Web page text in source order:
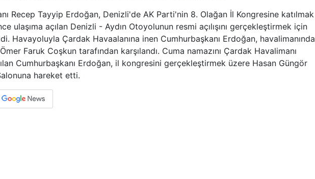
Recep Tayyip Erdoğan, Denizli'de AK Parti'nin 8. Olağan İl Kongresine katılmak
ulaşıma açılan Denizli - Aydın Otoyolunun resmi açılışını gerçekleştirmek için
Havayoluyla Çardak Havaalanına inen Cumhurbaşkanı Erdoğan, havalimanında
Faruk Coşkun tarafından karşılandı. Cuma namazını Çardak Havalimanı
Cumhurbaşkanı Erdoğan, il kongresini gerçekleştirmek üzere Hasan Güngör
hareket etti.